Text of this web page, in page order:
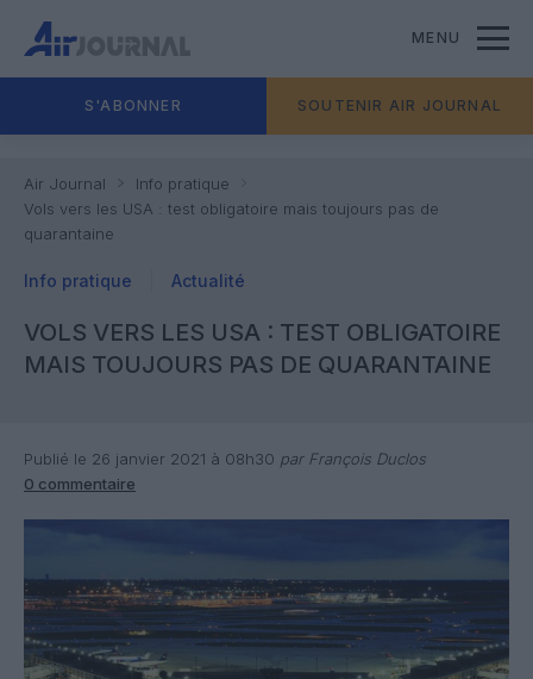
MENU
S'ABONNER SOUTENIR AIR JOURNAL
Air Journal
Info pratique
Vols vers les USA : test obligatoire mais toujours pas de
quarantaine
Info pratique Actualité
VOLS VERS LES USA : TEST OBLIGATOIRE
MAIS TOUJOURS PAS DE QUARANTAINE
Publié le 26 janvier 2021 à 08h30 par François Duclos
0 commentaire